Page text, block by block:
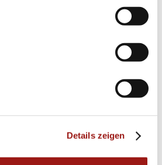
Details zeigen
Uhr von Grand Seiko.
jetzt diesen zeitreichen
PRODUKTE